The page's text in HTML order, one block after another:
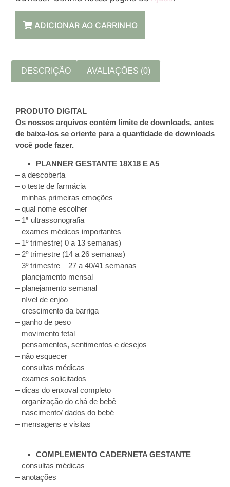
ADICIONAR AO CARRINHO
DESCRIÇÃO AVALIAÇÕES (0)
PRODUTO DIGITAL
Os nossos arquivos contém limite de downloads, antes
de baixa-los se oriente para a quantidade de downloads
você pode fazer.
PLANNER GESTANTE 18X18 E A5
– a descoberta
– o teste de farmácia
– minhas primeiras emoções
– qual nome escolher
– 1ª ultrassonografia
– exames médicos importantes
– 1º trimestre( 0 a 13 semanas)
– 2º trimestre (14 a 26 semanas)
– 3º trimestre – 27 a 40/41 semanas
– planejamento mensal
– planejamento semanal
– nível de enjoo
– crescimento da barriga
– ganho de peso
– movimento fetal
– pensamentos, sentimentos e desejos
– não esquecer
– consultas médicas
– exames solicitados
– dicas do enxoval completo
– organização do chá de bebê
– nascimento/ dados do bebé
– mensagens e visitas
COMPLEMENTO CADERNETA GESTANTE
– consultas médicas
– anotações